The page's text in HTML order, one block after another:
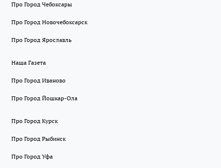
Про Город Чебоксары
Про Город Новочебоксарск
Про Город Ярославль
Наша Газета
Про Город Иваново
Про Город Йошкар-Ола
Про Город Курск
Про Город Рыбинск
Про Город Уфа